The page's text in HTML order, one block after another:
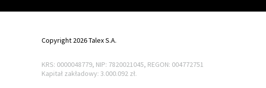
Copyright 2026 Talex S.A.
KRS: 0000048779, NIP: 7820021045, REGON: 004772751
Kapitał zakładowy: 3.000.092 zł.